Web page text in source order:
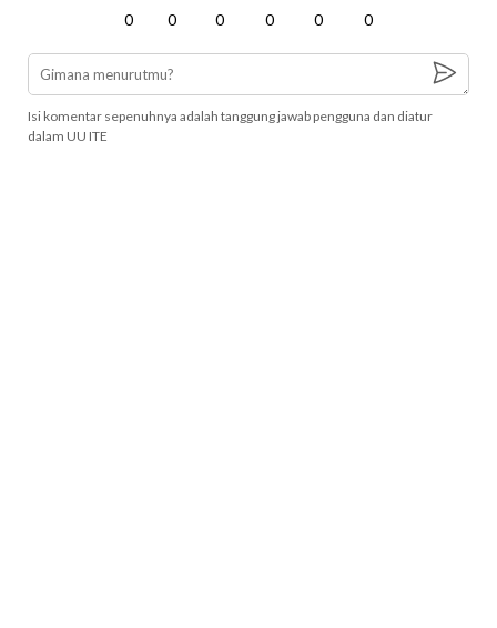
0 0 0 0 0 0
Isi komentar sepenuhnya adalah tanggung jawab pengguna dan diatur
dalam UU ITE